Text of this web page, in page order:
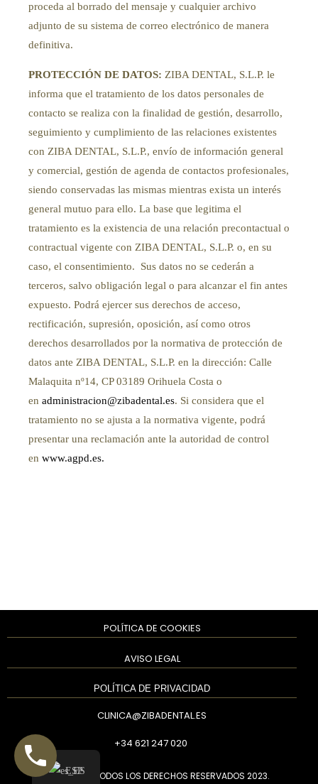
proceda al borrado del mensaje y cualquier archivo
adjunto de su sistema de correo electrónico de manera
definitiva.
PROTECCIÓN DE DATOS: ZIBA DENTAL, S.L.P. le
informa que el tratamiento de los datos personales de
contacto se realiza con la finalidad de gestión, desarrollo,
seguimiento y cumplimiento de las relaciones existentes
con ZIBA DENTAL, S.L.P., envío de información general
y comercial, gestión de agenda de contactos profesionales,
siendo conservadas las mismas mientras exista un interés
general mutuo para ello. La base que legitima el
tratamiento es la existencia de una relación precontactual o
contractual vigente con ZIBA DENTAL, S.L.P. o, en su
caso, el consentimiento. Sus datos no se cederán a
terceros, salvo obligación legal o para alcanzar el fin antes
expuesto. Podrá ejercer sus derechos de acceso,
rectificación, supresión, oposición, así como otros
derechos desarrollados por la normativa de protección de
datos ante ZIBA DENTAL, S.L.P. en la dirección: Calle
Malaquita nº14, CP 03189 Orihuela Costa o
en administracion@zibadental.es. Si considera que el
tratamiento no se ajusta a la normativa vigente, podrá
presentar una reclamación ante la autoridad de control
en www.agpd.es.
POLÍTICA DE PRIVACIDAD
AVISO LEGAL
POLÍTICA DE COOKIES
ZIBADENTAL© TODOS LOS DERECHOS RESERVADOS 2023.
+34 621 247 020
CLINICA@ZIBADENTAL.ES
ESP